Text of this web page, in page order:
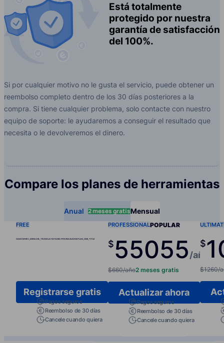
Está totalmente
protegido por nuestra
garantía de satisfacción
del 100%.
Si por cualquier motivo no le gusta el servicio, puede obtener un
reembolso completo dentro de los 30 días posteriores a la
compra. Si tiene cualquier problema, solo contacte con nuestro
equipo de soporte: le ayudaremos a conseguir el resultado que
necesita o le devolveremos el dinero.
Compare los planes de herramientas
Anual 2 meses gratisMensual
FREE
G4MCWHRC_MENU.DB_TRANSLATE.PAGES.PRICING.BADGE.PLAN_ONE_TITLE
Registrarse gratis
Pagos seguros
Reembolso de 30 días
Cancele cuando quiera
PROFESSIONALPOPULAR
$55055/año /
$660/año2 meses gratis
Actualizar ahora
Pagos seguros
Reembolso de 30 días
Cancele cuando quiera
$
$1260/